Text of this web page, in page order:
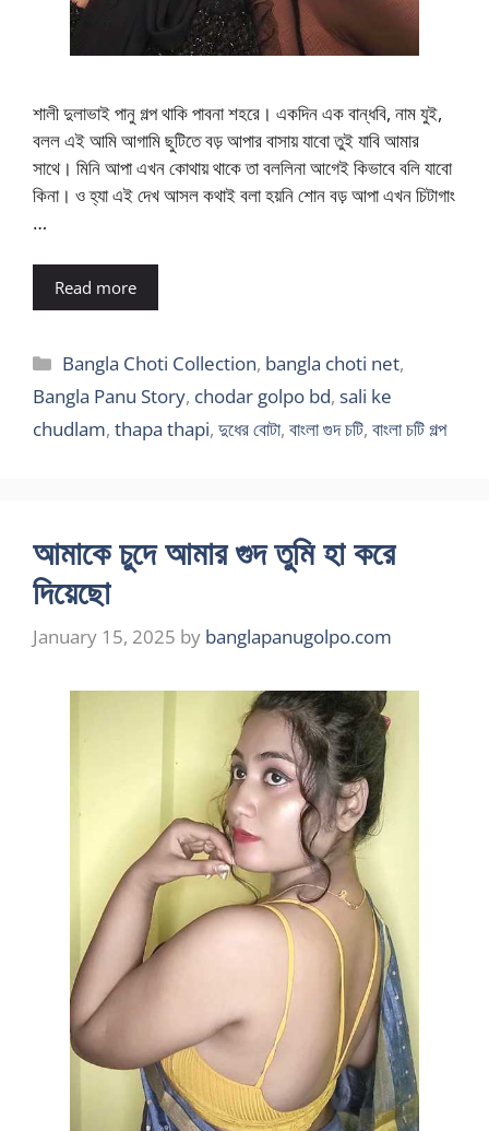
শালী দুলাভাই পানু গল্প থাকি পাবনা শহরে। একদিন এক বান্ধবি, নাম যুই,
বলল এই আমি আগামি ছুটিতে বড় আপার বাসায় যাবো তুই যাবি আমার
সাথে। মিনি আপা এখন কোথায় থাকে তা বললিনা আগেই কিভাবে বলি যাবো
কিনা। ও হ্যা এই দেখ আসল কথাই বলা হয়নি শোন বড় আপা এখন চিটাগাং
…
Read more
Categories
Bangla Choti Collection, bangla choti net,
Bangla Panu Story, chodar golpo bd, sali ke
chudlam, thapa thapi, দুধের বোটা, বাংলা গুদ চটি, বাংলা চটি গল্প
আমাকে চুদে আমার গুদ তুমি হা করে
দিয়েছো
January 15, 2025 by banglapanugolpo.com